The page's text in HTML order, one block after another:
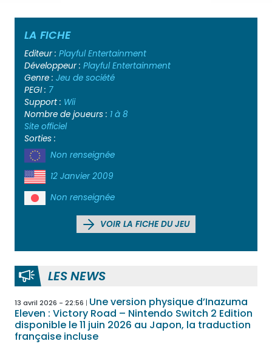
LA FICHE
Editeur : Playful Entertainment
Développeur : Playful Entertainment
Genre : Jeu de société
PEGI : 7
Support : Wii
Nombre de joueurs : 1 à 8
Site officiel
Sorties :
Non renseignée
12 Janvier 2009
Non renseignée
VOIR LA FICHE DU JEU
LES NEWS
13 avril 2026 - 22:56
Une version physique d’Inazuma
Eleven : Victory Road – Nintendo Switch 2 Edition
disponible le 11 juin 2026 au Japon, la traduction
française incluse